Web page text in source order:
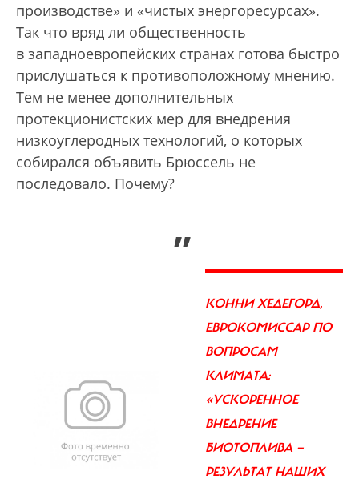
производстве» и «чистых энергоресурсах».
Так что вряд ли общественность
в западноевропейских странах готова быстро
прислушаться к противоположному мнению.
Тем не менее дополнительных
протекционистских мер для внедрения
низкоуглеродных технологий, о которых
собирался объявить Брюссель не
последовало. Почему?
„
КОННИ ХЕДЕГОРД,
ЕВРОКОМИССАР ПО
ВОПРОСАМ
КЛИМАТА:
«УСКОРЕННОЕ
ВНЕДРЕНИЕ
БИОТОПЛИВА —
РЕЗУЛЬТАТ НАШИХ